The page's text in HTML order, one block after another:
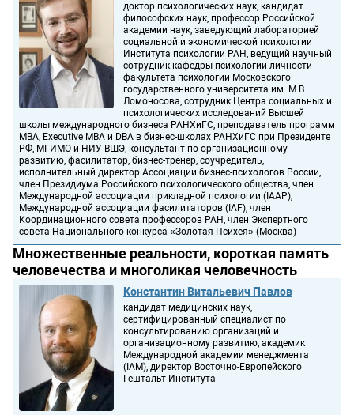
доктор психологических наук, кандидат
философских наук, профессор Российской
академии наук, заведующий лабораторией
социальной и экономической психологии
Института психологии РАН, ведущий научный
сотрудник кафедры психологии личности
факультета психологии Московского
государственного университета им. М.В.
Ломоносова, сотрудник Центра социальных и
психологических исследований Высшей
школы международного бизнеса РАНХиГС, преподаватель программ
MBA, Executive MBA и DBA в бизнес-школах РАНХиГС при Президенте
РФ, МГИМО и НИУ ВШЭ, консультант по организационному
развитию, фасилитатор, бизнес-тренер, соучредитель,
исполнительный директор Ассоциации бизнес-психологов России,
член Президиума Российского психологического общества, член
Международной ассоциации прикладной психологии (IAAP),
Международной ассоциации фасилитаторов (IAF), член
Координационного совета профессоров РАН, член Экспертного
совета Национального конкурса «Золотая Психея» (Москва)
Множественные реальности, короткая память
человечества и многоликая человечность
Константин Витальевич Павлов
кандидат медицинских наук,
сертифицированный специалист по
консультированию организаций и
организационному развитию, академик
Международной академии менеджмента
(IAM), директор Восточно-Европейского
Гештальт Института